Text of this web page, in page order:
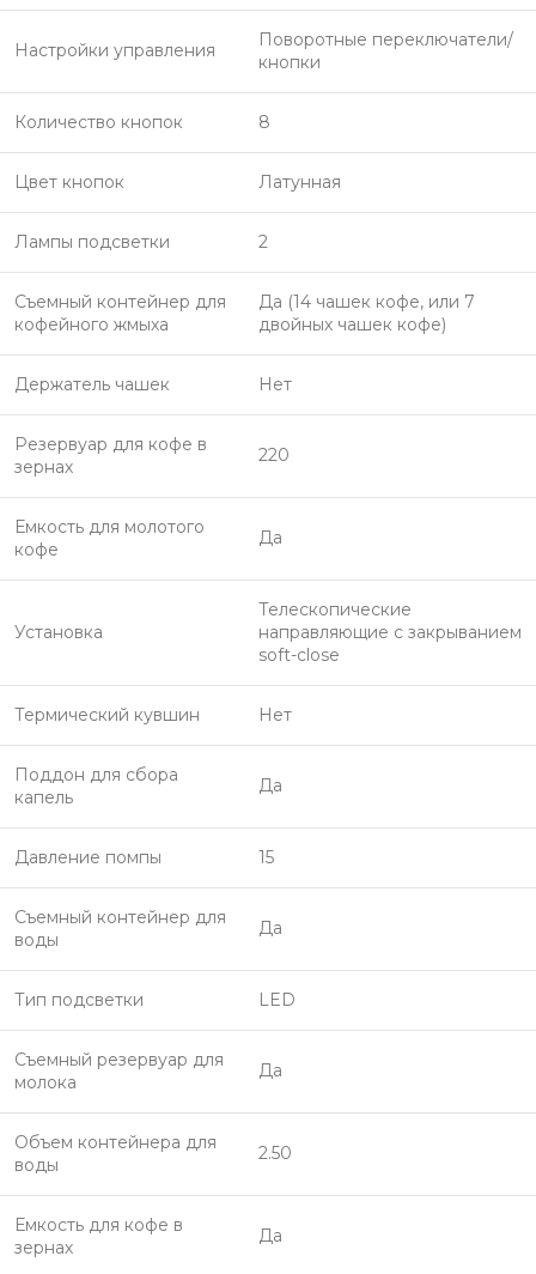
Настройки управления
Поворотные переключатели/
кнопки
Количество кнопок 8
Цвет кнопок Латунная
Лампы подсветки 2
Съемный контейнер для
кофейного жмыха
Да (14 чашек кофе, или 7
двойных чашек кофе)
Держатель чашек Нет
Резервуар для кофе в
зернах
220
Емкость для молотого
кофе
Да
Установка
Телескопические
направляющие с закрыванием
soft-close
Термический кувшин Нет
Поддон для сбора
капель
Да
Давление помпы 15
Съемный контейнер для
воды
Да
Тип подсветки LED
Съемный резервуар для
молока
Да
Объем контейнера для
воды
2.50
Емкость для кофе в
зернах
Да